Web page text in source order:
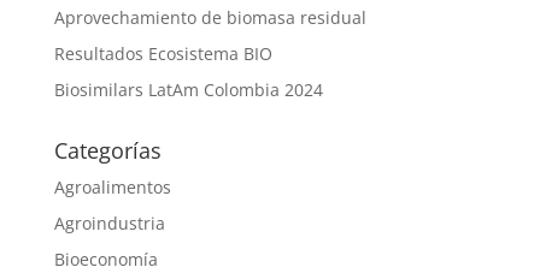
Aprovechamiento de biomasa residual
Resultados Ecosistema BIO
Biosimilars LatAm Colombia 2024
Categorías
Agroalimentos
Agroindustria
Bioeconomía